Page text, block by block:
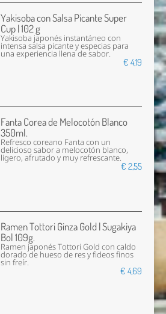
Yakisoba con Salsa Picante Super
Cup | 102 g
Yakisoba japonés instantáneo con
intensa salsa picante y especias para
una experiencia llena de sabor.
€ 4,19
Fanta Corea de Melocotón Blanco
350ml.
Refresco coreano Fanta con un
delicioso sabor a melocotón blanco,
ligero, afrutado y muy refrescante.
€ 2,55
Ramen Tottori Ginza Gold | Sugakiya
Bol 109g.
Ramen japonés Tottori Gold con caldo
dorado de hueso de res y fideos finos
sin freír.
€ 4,69